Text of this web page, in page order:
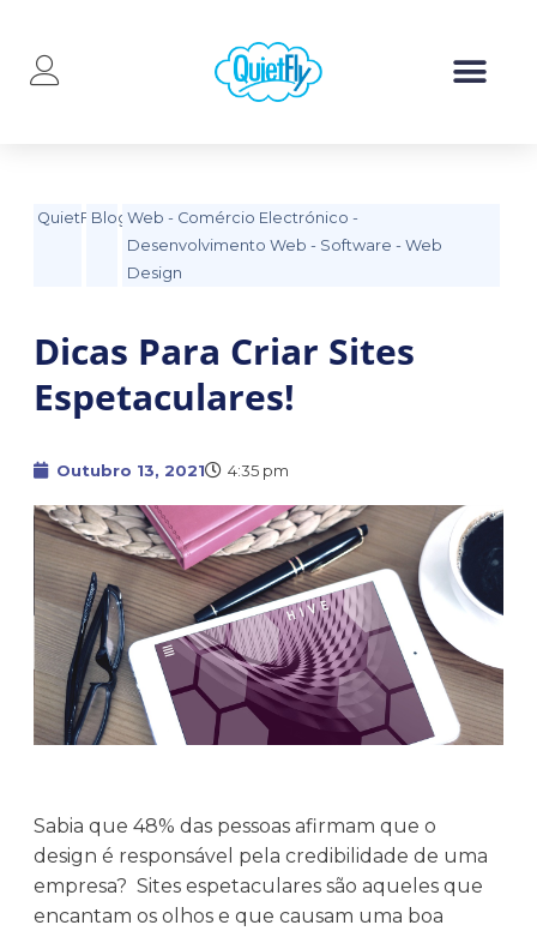
QuietFlyBlogWeb - Comércio Electrónico -
Desenvolvimento Web - Software -Web
Design
Dicas Para Criar Sites
Espetaculares!
Outubro 13, 2021 4:35 pm
Sabia que 48% das pessoas afirmam que o
design é responsável pela credibilidade de uma
empresa? Sites espetaculares são aqueles que
encantam os olhos e que causam uma boa